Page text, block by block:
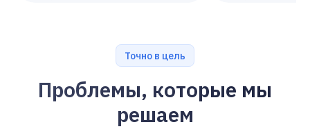
Точно в цель
Проблемы, которые мы
решаем